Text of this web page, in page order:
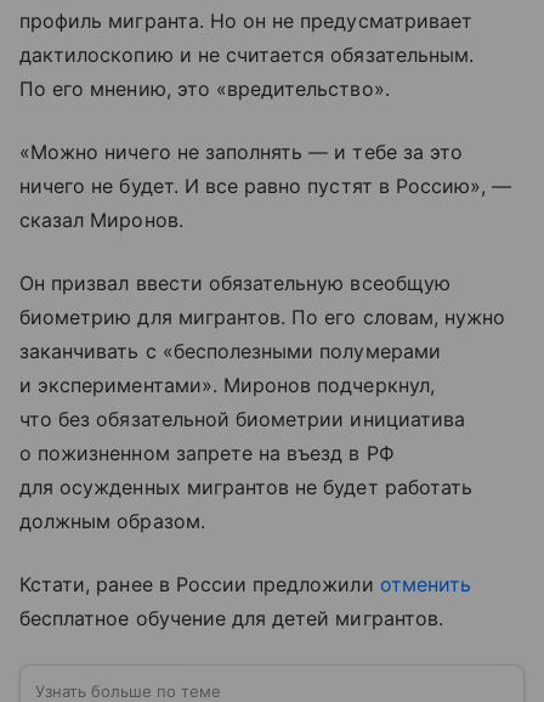
профиль мигранта. Но он не предусматривает
дактилоскопию и не считается обязательным.
По его мнению, это «вредительство».
«Можно ничего не заполнять — и тебе за это
ничего не будет. И все равно пустят в Россию», —
сказал Миронов.
Он призвал ввести обязательную всеобщую
биометрию для мигрантов. По его словам, нужно
заканчивать с «бесполезными полумерами
и экспериментами». Миронов подчеркнул,
что без обязательной биометрии инициатива
о пожизненном запрете на въезд в РФ
для осужденных мигрантов не будет работать
должным образом.
Кстати, ранее в России предложили отменить
бесплатное обучение для детей мигрантов.
Узнать больше по теме